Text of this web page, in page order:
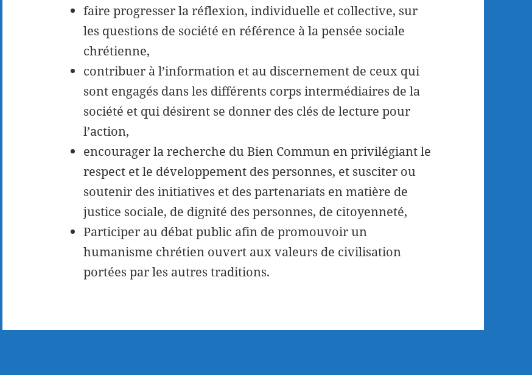
faire progresser la réflexion, individuelle et collective, sur
les questions de société en référence à la pensée sociale
chrétienne,
contribuer à l’information et au discernement de ceux qui
sont engagés dans les différents corps intermédiaires de la
société et qui désirent se donner des clés de lecture pour
l’action,
encourager la recherche du Bien Commun en privilégiant le
respect et le développement des personnes, et susciter ou
soutenir des initiatives et des partenariats en matière de
justice sociale, de dignité des personnes, de citoyenneté,
Participer au débat public afin de promouvoir un
humanisme chrétien ouvert aux valeurs de civilisation
portées par les autres traditions.